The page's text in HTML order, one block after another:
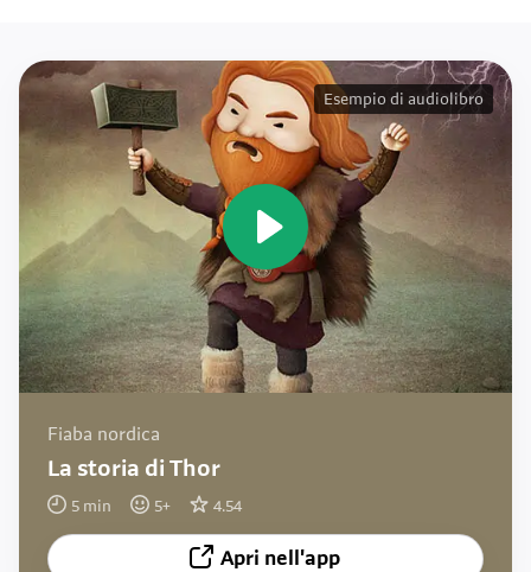
Esempio di audiolibro
Fiaba nordica
La storia di Thor
5 min 5+ 4.54
Apri nell'app